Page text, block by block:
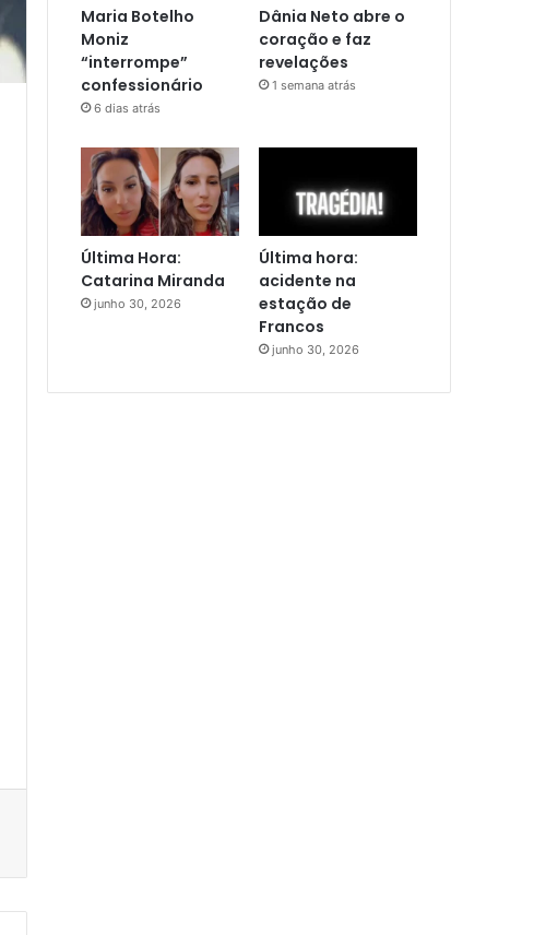
Maria Botelho
Moniz
“interrompe”
confessionário
6 dias atrás
Dânia Neto abre o
coração e faz
revelações
1 semana atrás
Última Hora:
Catarina Miranda
junho 30, 2026
Última hora:
acidente na
estação de
Francos
junho 30, 2026